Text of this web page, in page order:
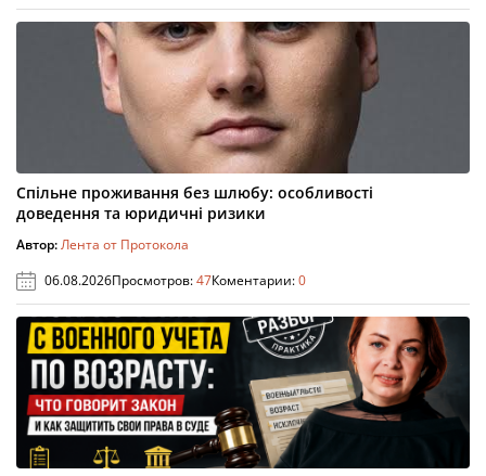
Спільне проживання без шлюбу: особливості
доведення та юридичні ризики
Автор:Лента от Протокола
06.08.2026Просмотров:47Коментарии:0